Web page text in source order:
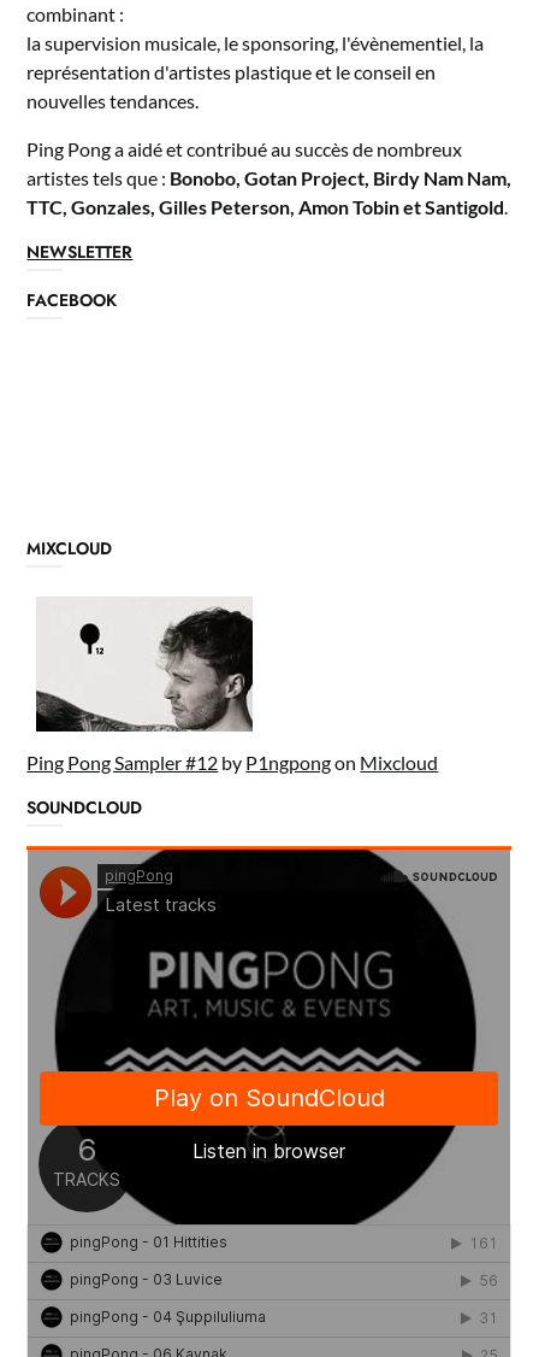
combinant :
la supervision musicale, le sponsoring, l'évènementiel, la
représentation d'artistes plastique et le conseil en
nouvelles tendances.
Ping Pong a aidé et contribué au succès de nombreux
artistes tels que : Bonobo, Gotan Project, Birdy Nam Nam,
TTC, Gonzales, Gilles Peterson, Amon Tobin et Santigold
NEWSLETTER
FACEBOOK
MIXCLOUD
Ping Pong Sampler #12 by P1ngpongon Mixcloud
SOUNDCLOUD